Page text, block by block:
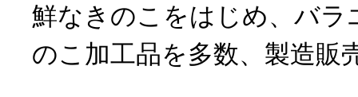
鮮なきのこをはじめ、バラ
のこ加工品を多数、製造販